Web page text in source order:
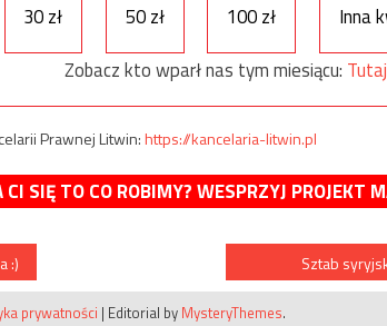
30 zł
50 zł 100 zł
Inna
Zobacz kto wparł nas tym miesiącu: Tutaj
Prawnej Litwin:https://kancelaria-litwin.pl
CI SIĘ TO CO ROBIMY? WESPRZYJ PROJEKT
:) Sztab
prywatności | Editorial by MysteryThemes.